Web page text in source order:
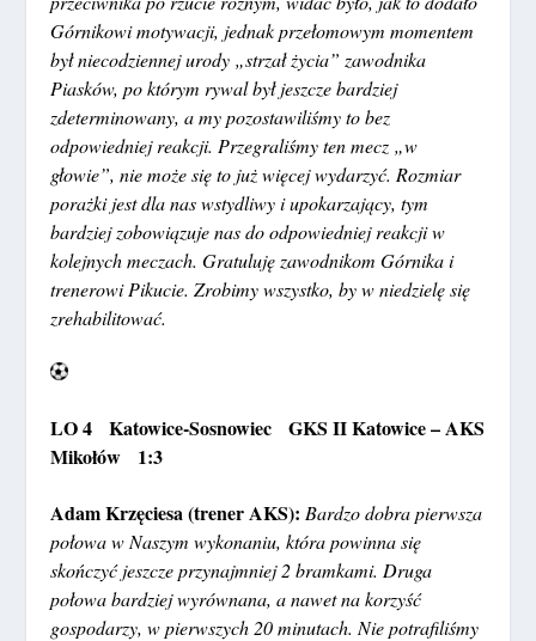
Górnikowi motywacji, jednak przełomowym momentem
był niecodziennej urody „strzał życia” zawodnika
Piasków, po którym rywal był jeszcze bardziej
zdeterminowany, a my pozostawiliśmy to bez
odpowiedniej reakcji. Przegraliśmy ten mecz „w
głowie”, nie może się to już więcej wydarzyć. Rozmiar
porażki jest dla nas wstydliwy i upokarzający, tym
bardziej zobowiązuje nas do odpowiedniej reakcji w
kolejnych meczach. Gratuluję zawodnikom Górnika i
trenerowi Pikucie. Zrobimy wszystko, by w niedzielę się
zrehabilitować.
LO 4 Katowice-Sosnowiec GKS II Katowice – AKS
Mikołów 1:3
Adam Krzęciesa (trener AKS):Bardzo dobra pierwsza
połowa w Naszym wykonaniu, która powinna się
skończyć jeszcze przynajmniej 2 bramkami. Druga
połowa bardziej wyrównana, a nawet na korzyść
gospodarzy, w pierwszych 20 minutach. Nie potrafiliśmy